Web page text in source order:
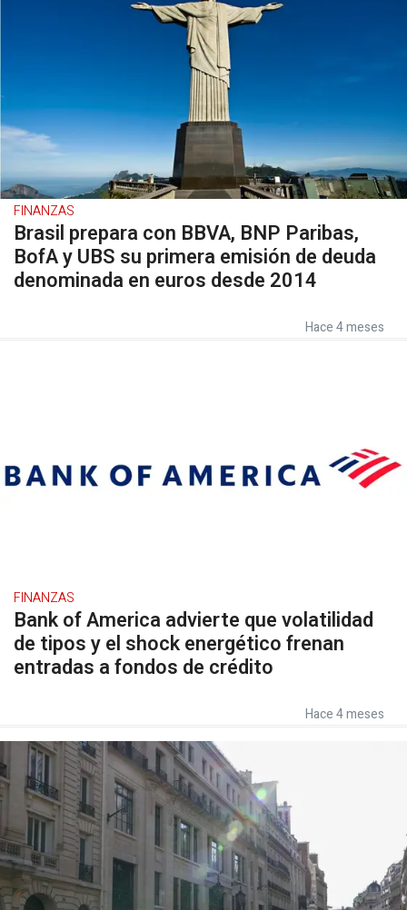
FINANZAS
Brasil prepara con BBVA, BNP Paribas,
BofA y UBS su primera emisión de deuda
denominada en euros desde 2014
Hace 4 meses
FINANZAS
Bank of America advierte que volatilidad
de tipos y el shock energético frenan
entradas a fondos de crédito
Hace 4 meses